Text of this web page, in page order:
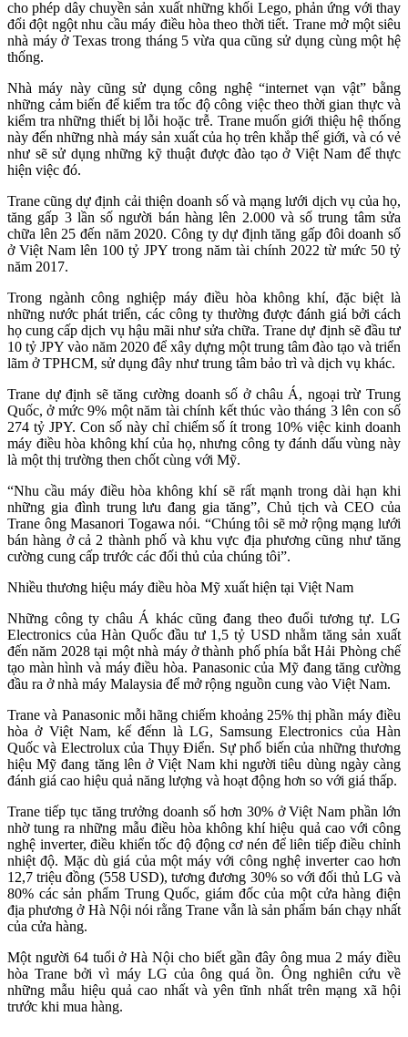
cho phép dây chuyền sản xuất những khối Lego, phản ứng với thay
đổi đột ngột nhu cầu máy điều hòa theo thời tiết. Trane mở một siêu
nhà máy ở Texas trong tháng 5 vừa qua cũng sử dụng cùng một hệ
thống.
Nhà máy này cũng sử dụng công nghệ “internet vạn vật” bằng
những cảm biến để kiểm tra tốc độ công việc theo thời gian thực và
kiểm tra những thiết bị lỗi hoặc trễ. Trane muốn giới thiệu hệ thống
này đến những nhà máy sản xuất của họ trên khắp thế giới, và có vẻ
như sẽ sử dụng những kỹ thuật được đào tạo ở Việt Nam để thực
hiện việc đó.
Trane cũng dự định cải thiện doanh số và mạng lưới dịch vụ của họ,
tăng gấp 3 lần số người bán hàng lên 2.000 và số trung tâm sửa
chữa lên 25 đến năm 2020. Công ty dự định tăng gấp đôi doanh số
ở Việt Nam lên 100 tỷ JPY trong năm tài chính 2022 từ mức 50 tỷ
năm 2017.
Trong ngành công nghiệp máy điều hòa không khí, đặc biệt là
những nước phát triển, các công ty thường được đánh giá bởi cách
họ cung cấp dịch vụ hậu mãi như sửa chữa. Trane dự định sẽ đầu tư
10 tỷ JPY vào năm 2020 để xây dựng một trung tâm đào tạo và triển
lãm ở TPHCM, sử dụng đây như trung tâm bảo trì và dịch vụ khác.
Trane dự định sẽ tăng cường doanh số ở châu Á, ngoại trừ Trung
Quốc, ở mức 9% một năm tài chính kết thúc vào tháng 3 lên con số
274 tỷ JPY. Con số này chỉ chiếm số ít trong 10% việc kinh doanh
máy điều hòa không khí của họ, nhưng công ty đánh dấu vùng này
là một thị trường then chốt cùng với Mỹ.
“Nhu cầu máy điều hòa không khí sẽ rất mạnh trong dài hạn khi
những gia đình trung lưu đang gia tăng”, Chủ tịch và CEO của
Trane ông Masanori Togawa nói. “Chúng tôi sẽ mở rộng mạng lưới
bán hàng ở cả 2 thành phố và khu vực địa phương cũng như tăng
cường cung cấp trước các đối thủ của chúng tôi”.
Nhiều thương hiệu máy điều hòa Mỹ xuất hiện tại Việt Nam
Những công ty châu Á khác cũng đang theo đuổi tương tự. LG
Electronics của Hàn Quốc đầu tư 1,5 tỷ USD nhằm tăng sản xuất
đến năm 2028 tại một nhà máy ở thành phố phía bắt Hải Phòng chế
tạo màn hình và máy điều hòa. Panasonic của Mỹ đang tăng cường
đầu ra ở nhà máy Malaysia để mở rộng nguồn cung vào Việt Nam.
Trane và Panasonic mỗi hãng chiếm khoảng 25% thị phần máy điều
hòa ở Việt Nam, kế đếnn là LG, Samsung Electronics của Hàn
Quốc và Electrolux của Thụy Điển. Sự phổ biến của những thương
hiệu Mỹ đang tăng lên ở Việt Nam khi người tiêu dùng ngày càng
đánh giá cao hiệu quả năng lượng và hoạt động hơn so với giá thấp.
Trane tiếp tục tăng trưởng doanh số hơn 30% ở Việt Nam phần lớn
nhờ tung ra những mẫu điều hòa không khí hiệu quả cao với công
nghệ inverter, điều khiển tốc độ động cơ nén để liên tiếp điều chỉnh
nhiệt độ. Mặc dù giá của một máy với công nghệ inverter cao hơn
12,7 triệu đồng (558 USD), tương đương 30% so với đối thủ LG và
80% các sản phẩm Trung Quốc, giám đốc của một cửa hàng điện
địa phương ở Hà Nội nói rằng Trane vẫn là sản phẩm bán chạy nhất
của cửa hàng.
Một người 64 tuổi ở Hà Nội cho biết gần đây ông mua 2 máy điều
hòa Trane bởi vì máy LG của ông quá ồn. Ông nghiên cứu về
những mẫu hiệu quả cao nhất và yên tĩnh nhất trên mạng xã hội
trước khi mua hàng.